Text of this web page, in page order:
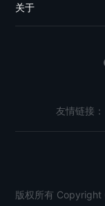
关于
友情链接
版权所有